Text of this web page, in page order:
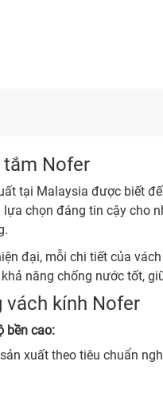
tắm Nofer
tại Malaysia được biết
chọn đáng tin cậy cho
đại, mỗi chi tiết của
năng chống nước tốt,
vách kính Nofer
bền cao:
xuất theo tiêu chuẩn